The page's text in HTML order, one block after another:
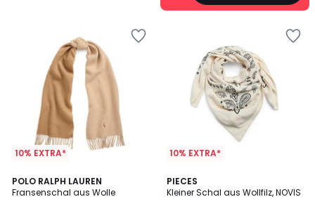
10% EXTRA*
POLO RALPH LAUREN
Fransenschal aus Wolle
10% EXTRA*
PIECES
Kleiner Schal aus Wollfilz, NOVIS
2
Farben